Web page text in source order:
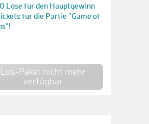
Lose für den Hauptgewinn
für die Partie "Game of
Los-Paket nicht mehr
verfügbar